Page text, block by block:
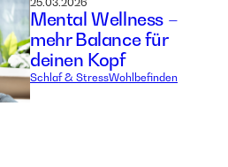
Mental Wellness –
mehr Balance für
deinen Kopf
Schlaf & StressWohlbefinden